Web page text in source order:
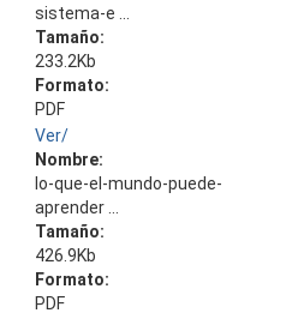
sistema-e ...
Tamaño:
233.2Kb
Formato:
PDF
Ver/
Nombre:
lo-que-el-mundo-puede-
aprender ...
Tamaño:
426.9Kb
Formato:
PDF